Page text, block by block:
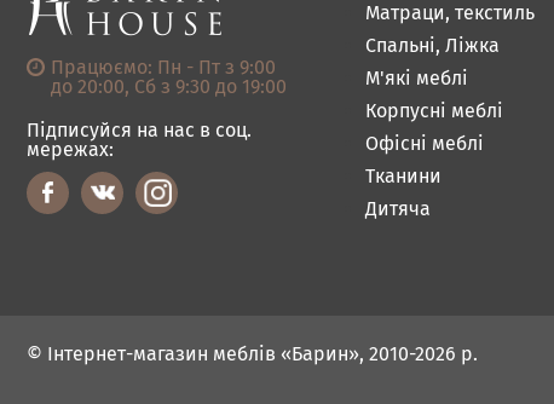
Працюємо: Пн - Пт з 9:00
до 20:00, Сб з 9:30 до 19:00
Підписуйся на нас в соц.
мережах:
Матраци, текстиль
Спальні, Ліжка
М'які меблі
Корпусні меблі
Офісні меблі
Тканини
Дитяча
© Інтернет-магазин меблів «Барин», 2010-2026 р.